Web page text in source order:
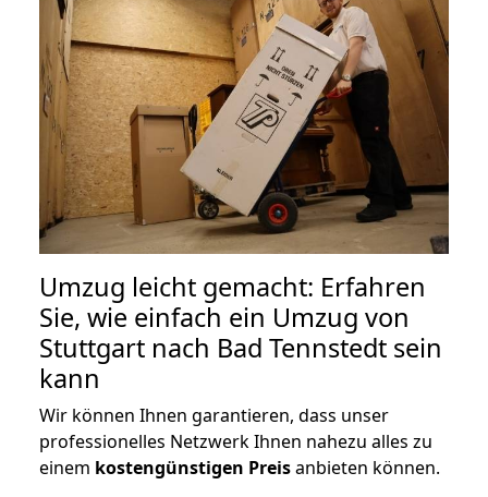
Umzug leicht gemacht: Erfahren
Sie, wie einfach ein Umzug von
Stuttgart nach Bad Tennstedt sein
kann
Wir können Ihnen garantieren, dass unser
professionelles Netzwerk Ihnen nahezu alles zu
einem kostengünstigen Preisanbieten können.